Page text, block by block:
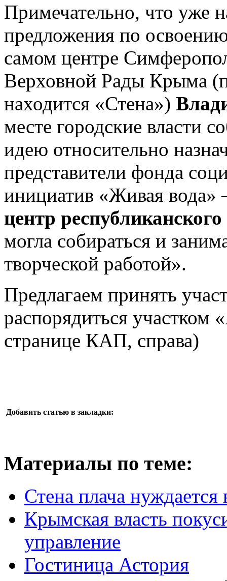
Примечательно, что уже
предложения по
самом центре
Верховной Рады Крыма
находится «Стена»)
месте городские власти
идею относительно
представители фонда
инициатив «Живая вода»
центр
могла собираться и
творческой работой».
Предлагаем принять
распорядиться участком
странице КАП, справа)
Добавить статью в закладки:
Материалы по теме:
Стена плача нуждается
Крымская власть
управление
Гостиница Астория